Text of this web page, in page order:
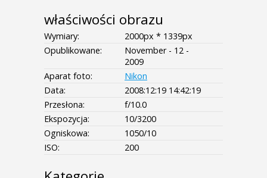
właściwości obrazu
Wymiary:
2000px * 1339px
Opublikowane:
November - 12 -
2009
Aparat foto:
Nikon
Data:
2008:12:19 14:42:19
Przesłona:
f/10.0
Ekspozycja:
10/3200
Ogniskowa:
1050/10
ISO:
200